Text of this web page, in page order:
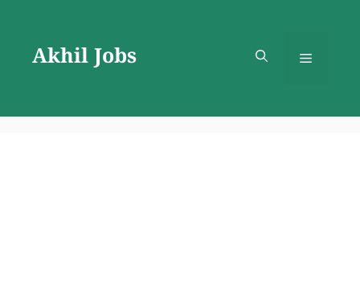
contentAkhil Jobs Menu